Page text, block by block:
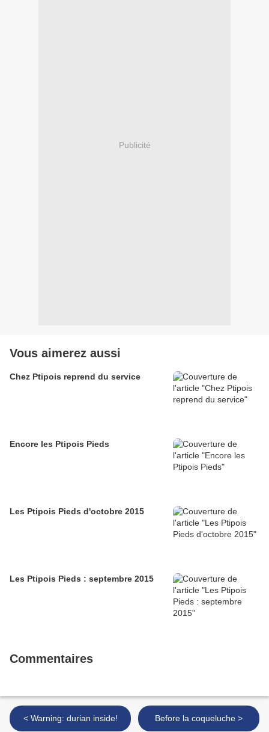
Publicité
Vous aimerez aussi
Chez Ptipois reprend du service
Encore les Ptipois Pieds
Les Ptipois Pieds d'octobre 2015
Les Ptipois Pieds : septembre 2015
Commentaires
< Warning: durian inside! Before la coqueluche >